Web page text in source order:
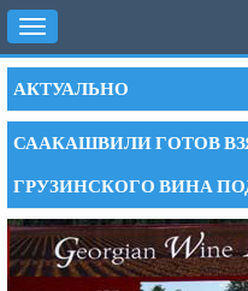
Toggle
navigation
АКТУАЛЬНО
СААКАШВИЛИ ГОТОВ
ГРУЗИНСКОГО ВИНА